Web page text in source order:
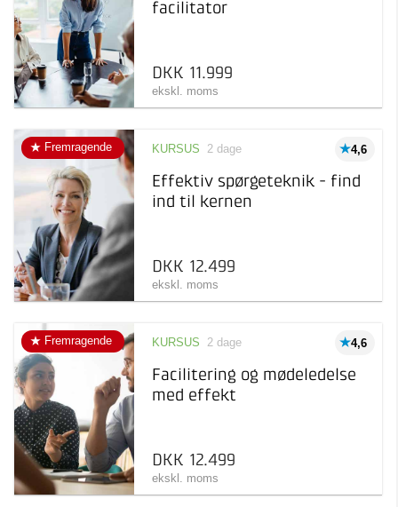
Taastrup 8
Trekantsområdet
specifikt emne
Uddannelse
Længerevarende forløb
inden for et specifikt emne
5.500 kr 28.000 kr
Afholdelsesgarantifacilitator
DKK 11.999
ekskl. moms
Fremragende 4,6
KURSUS 2 dage
Effektiv spørgeteknik - find
ind til kernen
DKK 12.499
ekskl. moms
Fremragende 4,6
KURSUS 2 dage
Facilitering og mødeledelse
med effekt
DKK 12.499
ekskl. moms